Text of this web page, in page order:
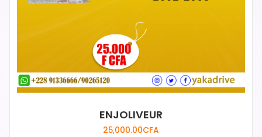
ENJOLIVEUR
25,000.00CFA